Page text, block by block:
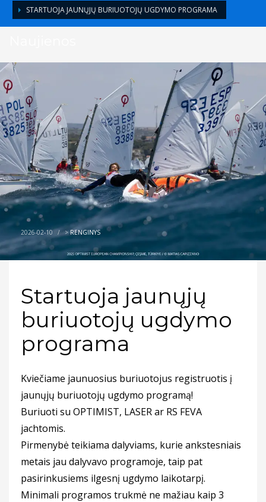
STARTUOJA JAUNŲJŲ BURIUOTOJŲ UGDYMO PROGRAMA
2026-02-10 / >RENGINYS
Startuoja jaunųjų
buriuotojų ugdymo
programa
Kviečiame jaunuosius buriuotojus registruotis į
jaunųjų buriuotojų ugdymo programą!
Buriuoti su OPTIMIST, LASER ar RS FEVA
jachtomis.
Pirmenybė teikiama dalyviams, kurie ankstesniais
metais jau dalyvavo programoje, taip pat
pasirinkusiems ilgesnį ugdymo laikotarpį.
Minimali programos trukmė ne mažiau kaip 3